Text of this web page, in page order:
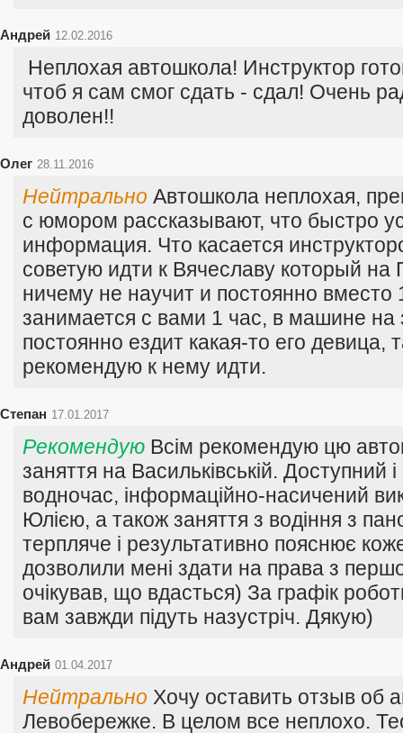
Андрей 12.02.2016
Неплохая автошкола! Инструктор
чтоб я сам смог сдать - сдал! Очень
доволен!!
Олег 28.11.2016
Нейтрально Автошкола неплохая,
с юмором рассказывают, что быстро
информация. Что касается
советую идти к Вячеславу который на
ничему не научит и постоянно вместо
занимается с вами 1 час, в машине на
постоянно ездит какая-то его девица,
рекомендую к нему идти.
Степан 17.01.2017
Рекомендую Всім рекомендую цю
заняття на Васильківській. Доступний
водночас, інформаційно-насичений
Юлією, а також заняття з водіння з
терпляче і результативно пояснює
дозволили мені здати на права з
очікував, що вдасться) За графік
вам завжди підуть назустріч. Дякую)
Андрей 01.04.2017
Нейтрально Хочу оставить отзыв об
Левобережке. В целом все неплохо.